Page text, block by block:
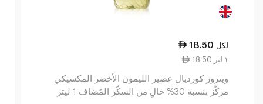
18.50 لكل
18.50 ١ لتر
ويتروز كورديال عصير الليمون الأخضر المكسيكي
مركّز بنسبة 30% خالٍ من السكّر المُضاف 1 ليتر